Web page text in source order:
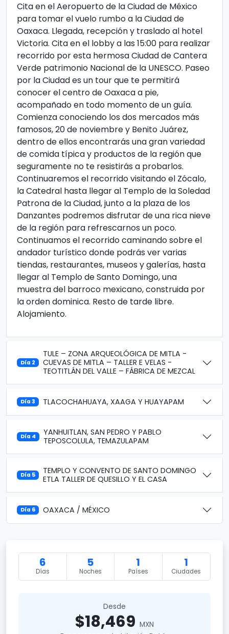
Cita en el Aeropuerto de la Ciudad de México
para tomar el vuelo rumbo a la Ciudad de
Oaxaca. Llegada, recepción y traslado al hotel
Victoria. Cita en el lobby a las 15:00 para realizar
recorrido por esta hermosa Ciudad de Cantera
Verde patrimonio Nacional de la UNESCO. Paseo
por la Ciudad es un tour que te permitirá
conocer el centro de Oaxaca a pie,
acompañado en todo momento de un guía.
Comienza conociendo los dos mercados más
famosos, 20 de noviembre y Benito Juárez,
dentro de ellos encontrarás una gran variedad
de comida típica y productos de la región que
seguramente no te resistirás a probarlos.
Continuaremos el recorrido visitando el Zócalo,
la Catedral hasta llegar al Templo de la Soledad
Patrona de la Ciudad, junto a la plaza de los
Danzantes podremos disfrutar de una rica nieve
de la región para refrescarnos un poco.
Continuamos el recorrido caminando sobre el
andador turístico donde podrás ver varias
tiendas, restaurantes, museos y galerías, hasta
llegar al Templo de Santo Domingo, una
muestra del barroco mexicano, construida por
la orden dominica. Resto de tarde libre.
Alojamiento.
Día 2
TULE – ZONA ARQUEOLÓGICA DE MITLA -
CUEVAS DE MITLA – TALLER E VELAS -
TEOTITLÁN DEL VALLE – FÁBRICA DE MEZCAL
Día 3 TLACOCHAHUAYA, XAAGA Y HUAYAPAM
Día 4
YANHUITLAN, SAN PEDRO Y PABLO
TEPOSCOLULA, TEMAZULAPAM
Día 5
TEMPLO Y CONVENTO DE SANTO DOMINGO
ETLA TALLER DE QUESILLO Y EL CASA
Día 6 OAXACA / MÉXICO
6
Días
5
Noches
1
Países
1
Ciudades
Desde
$18,469 MXN